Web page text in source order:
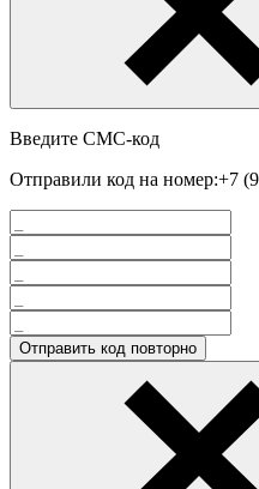
Введите СМС-код
Отправили код на номер:+7
Отправить код повторно